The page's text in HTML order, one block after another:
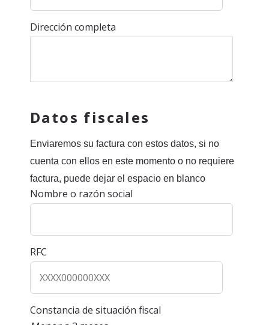
Dirección completa
Datos fiscales
Enviaremos su factura con estos datos, si no
cuenta con ellos en este momento o no requiere
factura, puede dejar el espacio en blanco
Nombre o razón social
RFC
Constancia de situación fiscal